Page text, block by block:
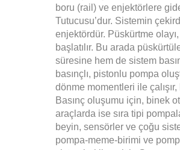
boru (rail) ve enjektörlere
Tutucusu’dur. Sistemin
enjektördür. Püskürtme
başlatılır. Bu arada
süresine hem de sistem
basınçlı, pistonlu pompa
dönme momentleri ile
Basınç oluşumu için, binek
araçlarda ise sıra tipi
beyin, sensörler ve çoğu
pompa-meme-birimi ve